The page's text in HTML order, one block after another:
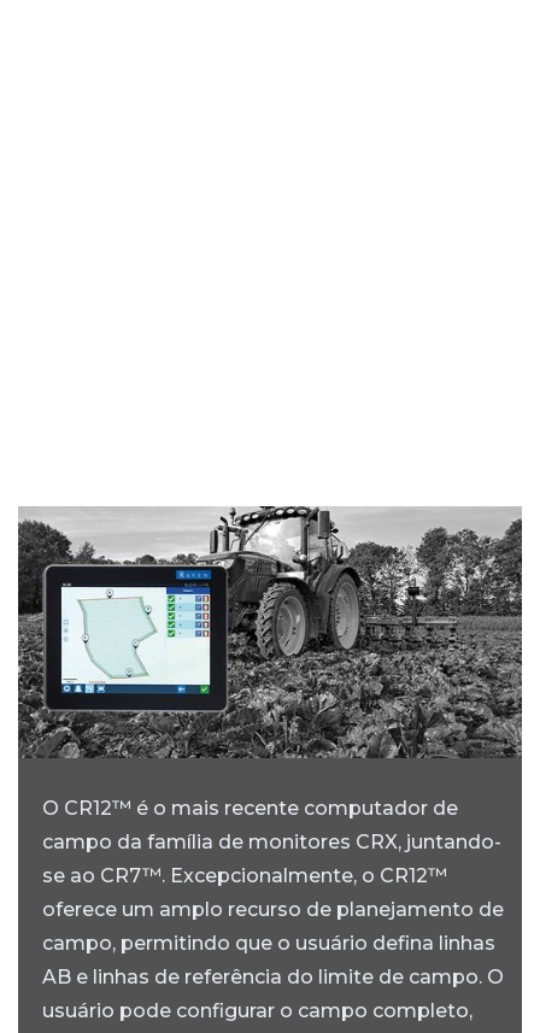
O CR12™ é o mais recente computador de
campo da família de monitores CRX, juntando-
se ao CR7™. Excepcionalmente, o CR12™
oferece um amplo recurso de planejamento de
campo, permitindo que o usuário defina linhas
AB e linhas de referência do limite de campo. O
usuário pode configurar o campo completo,